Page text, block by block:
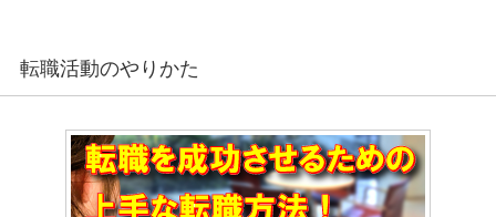
転職活動のやりかた